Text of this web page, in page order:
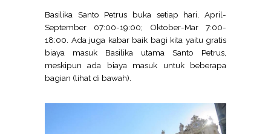
Basilika Santo Petrus buka setiap hari, April-
September 07:00-19:00; Oktober-Mar 7:00-
18:00. Ada juga kabar baik bagi kita yaitu gratis
biaya masuk Basilika utama Santo Petrus,
meskipun ada biaya masuk untuk beberapa
bagian (lihat di bawah).